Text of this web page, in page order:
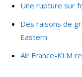
Une rupture sur
Des raisons de
Eastern
Air France-KLM